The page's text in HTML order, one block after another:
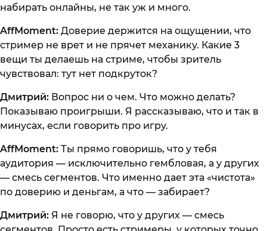
набирать онлайны, не так уж и много.
AffMoment: Доверие держится на ощущении, что
стример не врет и не прячет механику. Какие 3
вещи ты делаешь на стриме, чтобы зритель
чувствовал: тут нет подкруток?
Дмитрий: Вопрос ни о чем. Что можно делать?
Показываю проигрыши. Я рассказываю, что и так в
минусах, если говорить про игру.
AffMoment: Ты прямо говоришь, что у тебя
аудитория — исключительно гембловая, а у других
— смесь сегментов. Что именно дает эта «чистота»
по доверию и деньгам, а что — забирает?
Дмитрий: Я не говорю, что у других — смесь